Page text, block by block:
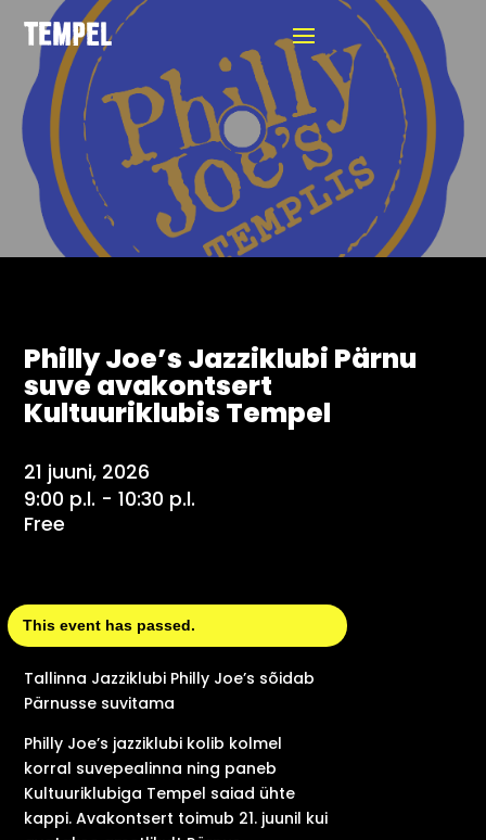
Philly Joe’s Jazziklubi Pärnu
suve avakontsert
Kultuuriklubis Tempel
21 juuni, 2026
9:00 p.l. - 10:30 p.l.
Free
This event has passed.
Tallinna Jazziklubi Philly Joe’s sõidab
Pärnusse suvitama
Philly Joe’s jazziklubi kolib kolmel
korral suvepealinna ning paneb
Kultuuriklubiga Tempel saiad ühte
kappi. Avakontsert toimub 21. juunil kui